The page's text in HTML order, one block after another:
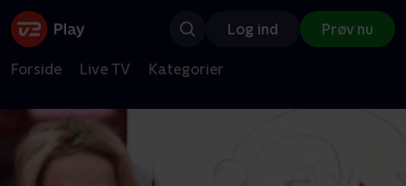
Log ind Prøv nu
Forside Live TV Kategorier